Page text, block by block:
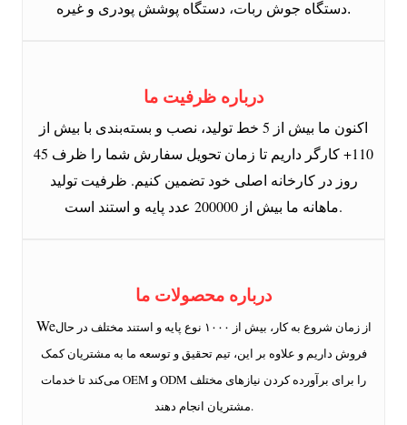
دستگاه جوش ربات، دستگاه پوشش پودری و غیره.
درباره ظرفیت ما
اکنون ما بیش از 5 خط تولید، نصب و بسته‌بندی با بیش از
110+ کارگر داریم تا زمان تحویل سفارش شما را ظرف 45
روز در کارخانه اصلی خود تضمین کنیم. ظرفیت تولید
ماهانه ما بیش از 200000 عدد پایه و استند است.
درباره محصولات ما
Weاز زمان شروع به کار، بیش از ۱۰۰۰ نوع پایه و استند مختلف در حال
فروش داریم و علاوه بر این، تیم تحقیق و توسعه ما به مشتریان کمک
می‌کند تا خدمات OEM و ODM را برای برآورده کردن نیازهای مختلف
مشتریان انجام دهند.